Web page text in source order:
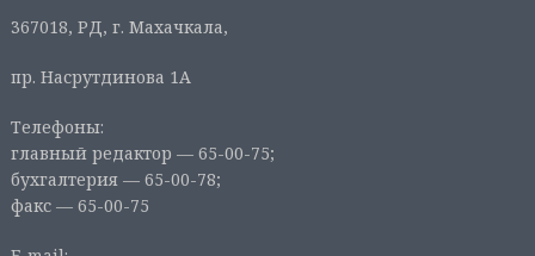
367018, РД, г. Махачкала,
пр. Насрутдинова 1А
Телефоны:
главный редактор — 65-00-75;
бухгалтерия — 65-00-78;
факс — 65-00-75